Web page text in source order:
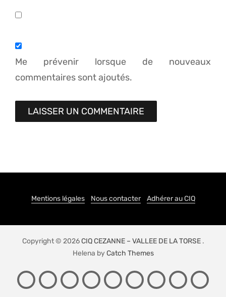
Me prévenir lorsque de nouveaux
commentaires sont ajoutés.
Mentions légales Nous contacter Adhérer au CIQ
Copyright © 2026CIQ CEZANNE – VALLEE DE LA TORSE.
Helena byCatch Themes
PRÉSENTATION
ACTIONS
DU
LE
QUARTIER
CONTACT
ADHÉSION
NEWSLETTER
LIENS
JE